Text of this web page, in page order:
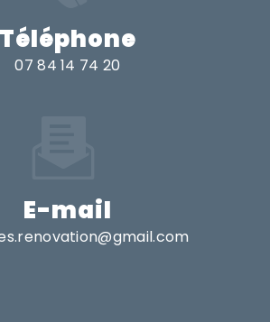
Téléphone
07 84 14 74 20
E-mail